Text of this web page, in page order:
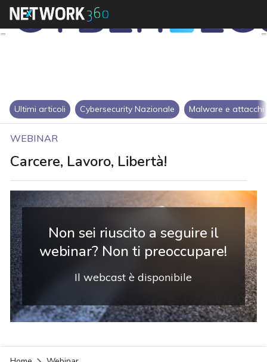
Ultimi articoli Cybersecurity Nazionale Malware e attacchi
WEBINAR
Carcere, Lavoro, Libertà!
Non sei riuscito a seguire il
webinar? Non ti preoccupare!
Il webcast è disponibile